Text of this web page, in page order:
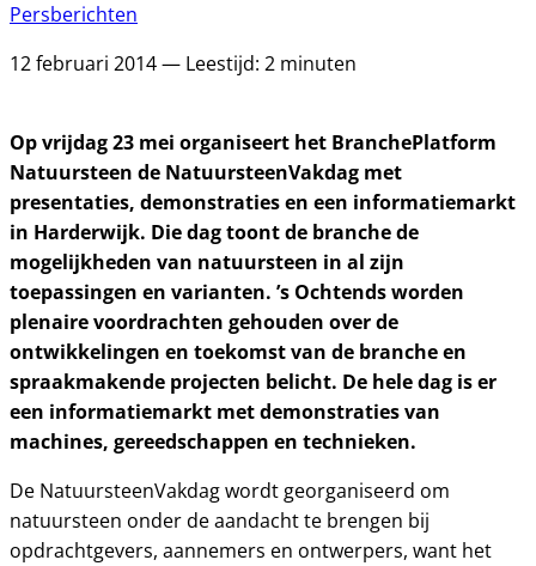
Persberichten
12 februari 2014 — Leestijd: 2 minuten
Op vrijdag 23 mei organiseert het BranchePlatform
Natuursteen de NatuursteenVakdag met
presentaties, demonstraties en een informatiemarkt
in Harderwijk. Die dag toont de branche de
mogelijkheden van natuursteen in al zijn
toepassingen en varianten. ’s Ochtends worden
plenaire voordrachten gehouden over de
ontwikkelingen en toekomst van de branche en
spraakmakende projecten belicht. De hele dag is er
een informatiemarkt met demonstraties van
machines, gereedschappen en technieken.
De NatuursteenVakdag wordt georganiseerd om
natuursteen onder de aandacht te brengen bij
opdrachtgevers, aannemers en ontwerpers, want het